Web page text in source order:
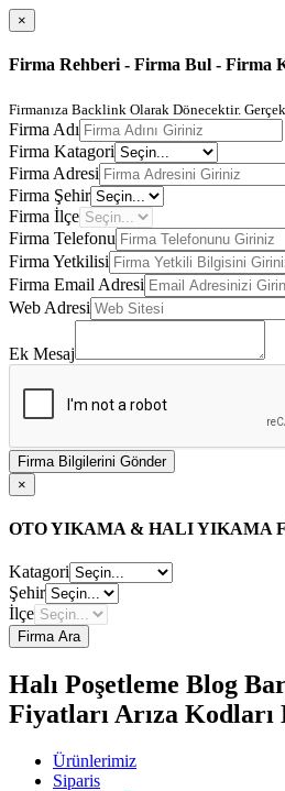
×
Firma Rehberi - Firma Bul - Firma
Firmanıza Backlink Olarak Dönecektir.
Firma Adı
Firma Katagori
Firma Adresi
Firma Şehir
Firma İlçe
Firma Telefonu
Firma Yetkilisi
Firma Email Adresi
Web Adresi
Ek Mesaj
Firma Bilgilerini Gönder
×
OTO YIKAMA & HALI YIKAMA
Katagori
Şehir
İlçe
Firma Ara
Halı Poşetleme Blog
Fiyatları Arıza Kodları
Ürünlerimiz
Siparis